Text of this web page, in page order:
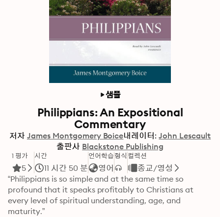
샘플
Philippians: An Expositional
Commentary
저자 James Montgomery Boice내레이터: John Lescault
출판사 Blackstone Publishing
1 평가
5
시간
11 시간 50 분
언어학습
영어
형식 컬렉션
종교/영성
“Philippians is so simple and at the same time so
profound that it speaks profitably to Christians at
every level of spiritual understanding, age, and
maturity.”